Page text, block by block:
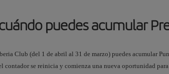
puedes acumular
Club (del 1 de abril al 31 de marzo) puedes acumular
contador se reinicia y comienza una nueva oportunidad